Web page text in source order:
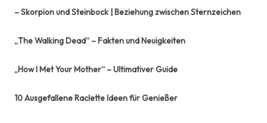
– Skorpion und Steinbock | Beziehung zwischen Sternzeichen
„The Walking Dead“ – Fakten und Neuigkeiten
„How I Met Your Mother“ – Ultimativer Guide
10 Ausgefallene Raclette Ideen für Genießer